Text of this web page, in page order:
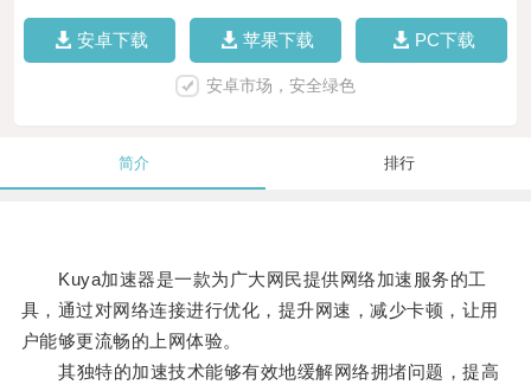
安卓下载 苹果下载 PC下载
安卓市场，安全绿色
简介 排行
Kuya加速器是一款为广大网民提供网络加速服务的工
具，通过对网络连接进行优化，提升网速，减少卡顿，让用
户能够更流畅的上网体验。
其独特的加速技术能够有效地缓解网络拥堵问题，提高